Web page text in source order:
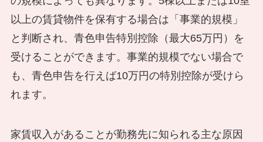
以上の賃貸物件を保有する場合は「事業的規模」
と判断され、青色申告特別控除（最大65万円）を
受けることができます。事業的規模でない場合で
も、青色申告を行えば10万円の特別控除が受けら
れます。
家賃収入があることが勤務先に知られる主な原因